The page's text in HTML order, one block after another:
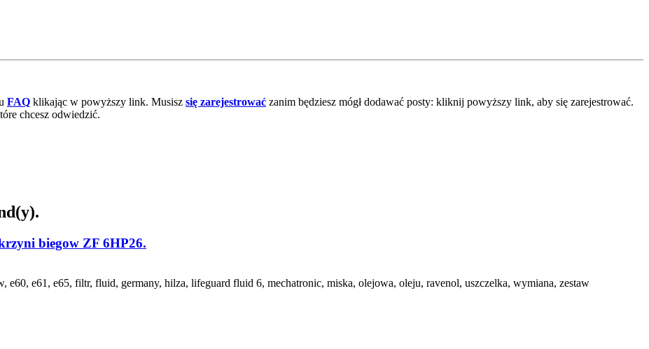
FAQ klikając w powyższy link. Musisz się zarejestrować zanim będziesz mógł dodawać posty: kliknij powyższy link, aby się zarejestrować.
chcesz odwiedzić.
biegow ZF 6HP26.